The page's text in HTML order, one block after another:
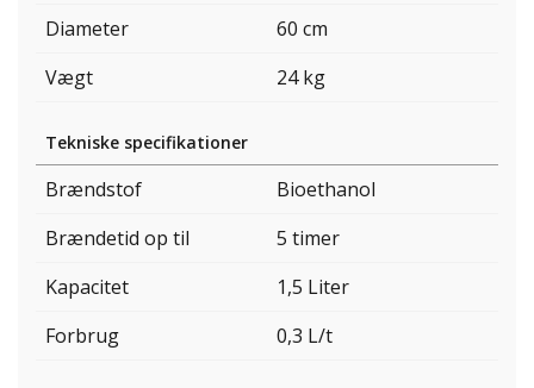
Diameter
60 cm
Vægt
24 kg
Tekniske specifikationer
Brændstof
Bioethanol
Brændetid op til
5 timer
Kapacitet
1,5 Liter
Forbrug
0,3 L/t